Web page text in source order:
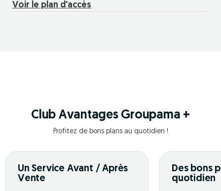
Voir le plan d'accès
Club Avantages Groupama +
Profitez de bons plans au quotidien !
Un Service Avant / Après
Vente
Des bons
quotidien